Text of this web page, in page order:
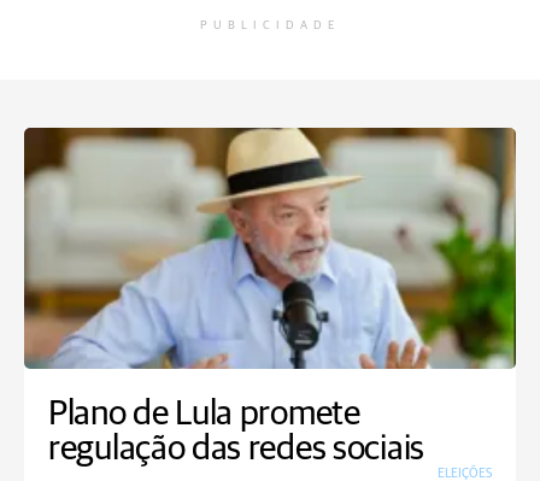
PUBLICIDADE
Plano de Lula promete
regulação das redes sociais
ELEIÇÕES